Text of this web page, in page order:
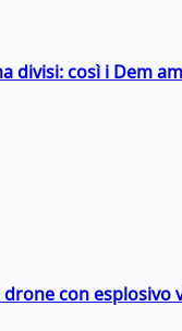
divisi: così i Dem
con esplosivo